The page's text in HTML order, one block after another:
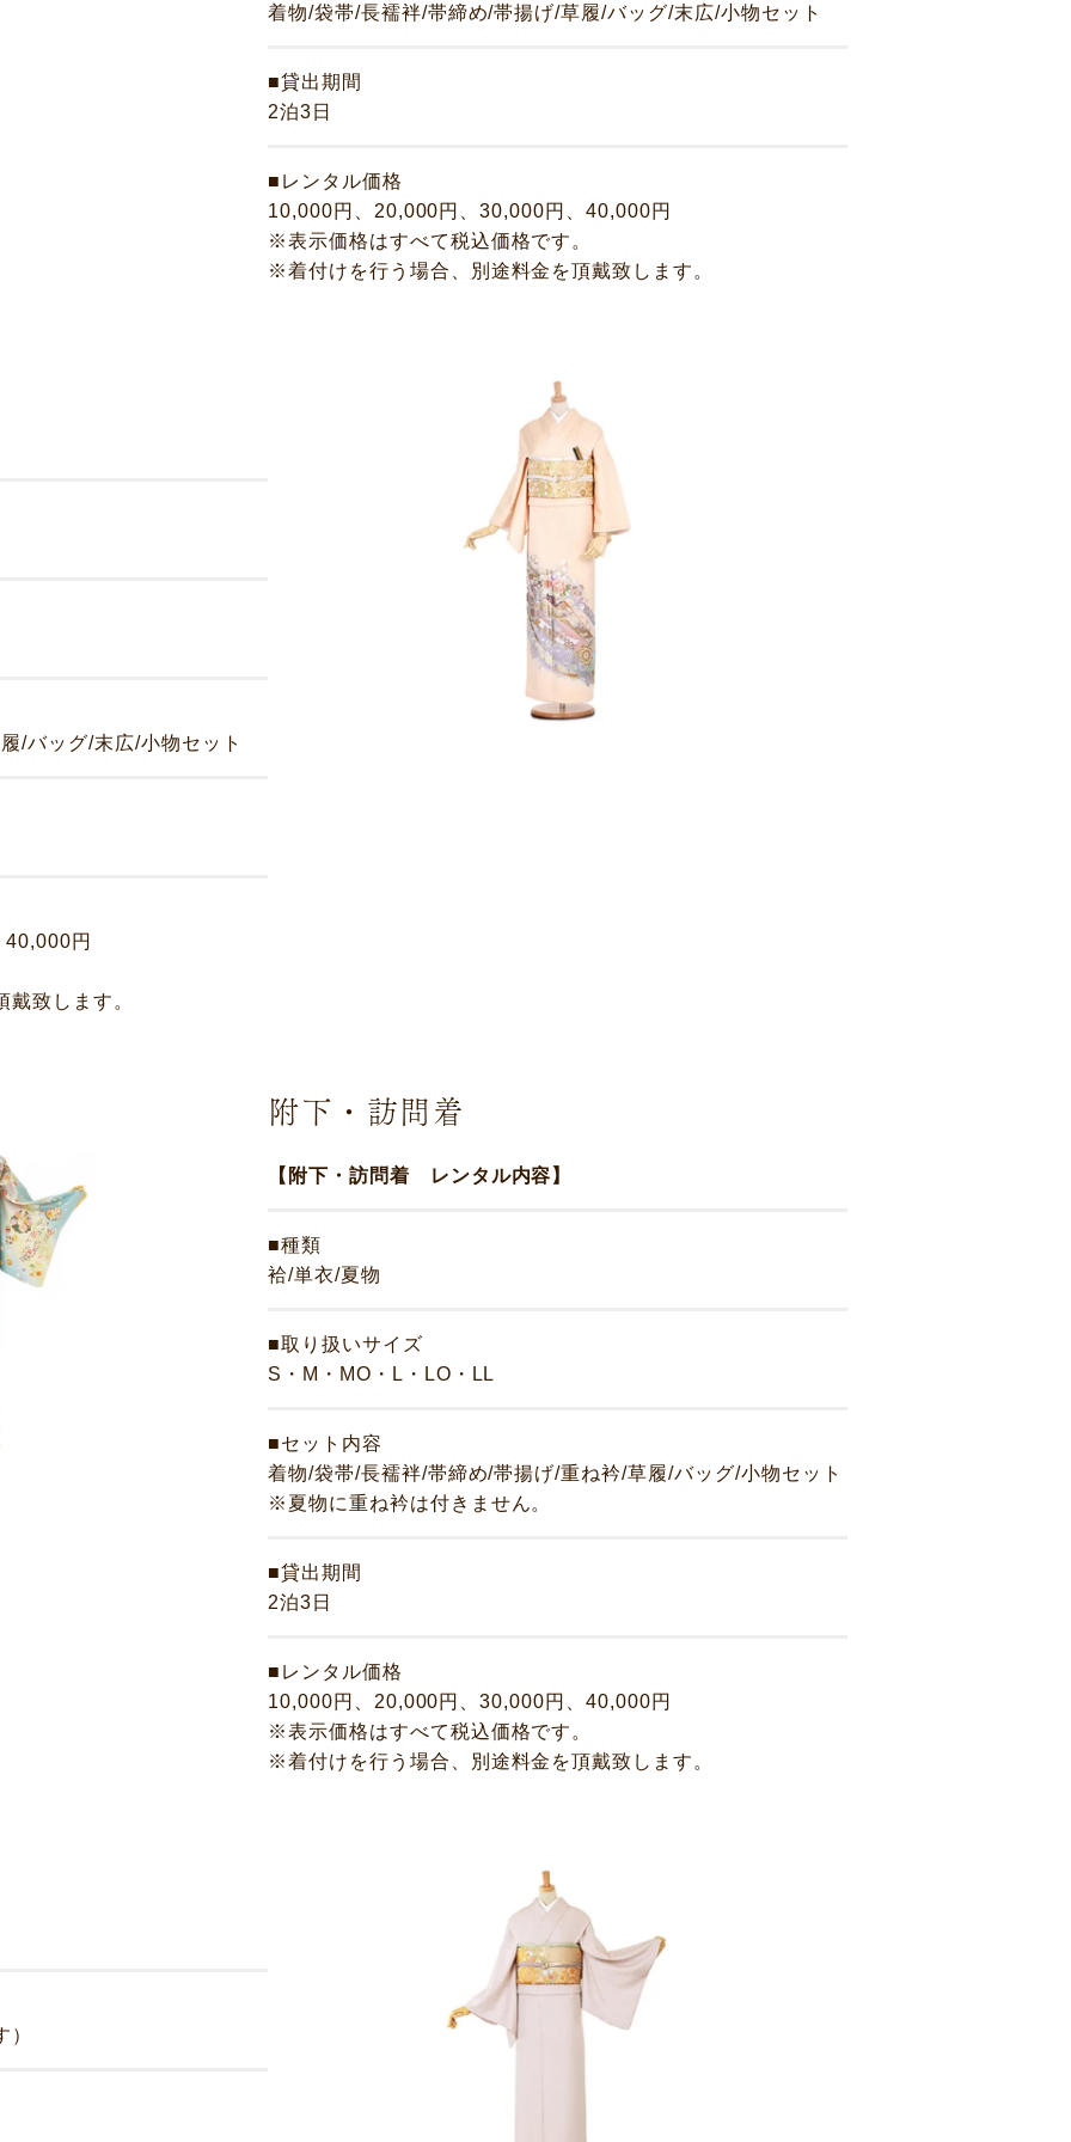
プライバシーポリシー
着物/袋帯/長襦袢/帯締め/帯揚げ/草履/バッグ/末広/小物セット
■貸出期間
2泊3日
■レンタル価格
10,000円、20,000円、30,000円、40,000円
※表示価格はすべて税込価格です。
※着付けを行う場合、別途料金を頂戴致します。
/バッグ/末広/小物セット
円
致します。
附下・訪問着
【附下・訪問着 レンタル内容】
■種類
袷/単衣/夏物
■取り扱いサイズ
S・M・MO・L・LO・LL
■セット内容
着物/袋帯/長襦袢/帯締め/帯揚げ/重ね衿/草履/バッグ/小物セット
※夏物に重ね衿は付きません。
■貸出期間
2泊3日
■レンタル価格
10,000円、20,000円、30,000円、40,000円
※表示価格はすべて税込価格です。
※着付けを行う場合、別途料金を頂戴致します。